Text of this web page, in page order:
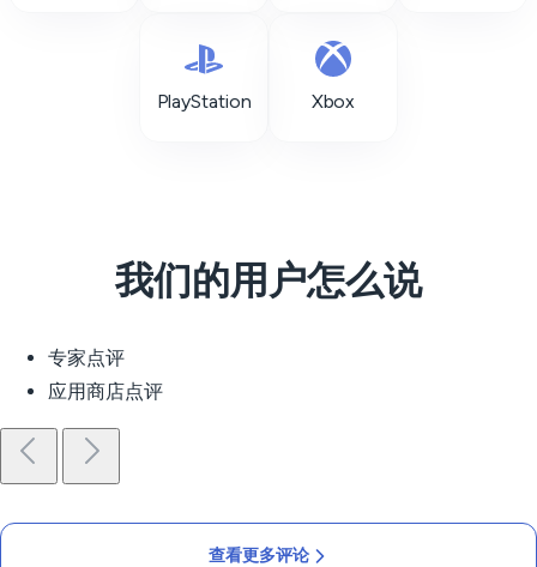
PlayStation Xbox
我们的用户怎么说
专家点评
应用商店点评
查看更多评论